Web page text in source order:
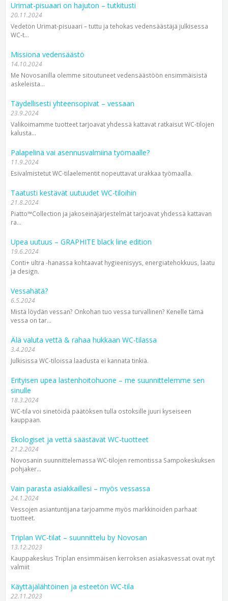
Urimat-pisuaari on hajuton – tutkitusti
20.11.2024
Vedetön Urimat-pisuaari – tuttu ja tehokas veden­säästäjä julkisessa
WC-t...
Missiona vedensäästö
14.10.2024
Me Novosanilla olemme sitoutuneet veden­säästöön ensimmäisistä
askeleista...
Täydellisesti yhteensopivat – vessaan
23.9.2024
Valikoimamme tuotteet tarjoavat yhdessä kattavat ratkaisut WC-tilojen
kalusta...
Palapelinä vai asennusvalmiina työmaalle?
11.9.2024
Esivalmistetut WC-tilaelementit nopeuttavat urakkaa työmaalla.
Taatusti kestävät uutuudet WC-tiloihin
21.8.2024
Piatto™Collection ja jakoseinä­järjestelmät tarjoavat yhdessä kattavan
ra...
Upea uutuus – GRAPHITE black line edition
19.6.2024
Conti+ ultra -hanassa kohtaavat hygieenisyys, energiatehokkuus, laatu
ja design.
Vessahätä?
6.5.2024
Mistä löydän vessan? Onkohan tuo vessa turvallinen? Kenelle tämä
vessa on tar...
Älä valuta vettä & rahaa hukkaan WC-tilassa
3.4.2024
Julkisissa WC-tiloissa laadusta ei kannata tinkiä.
Erityisen upea lastenhoitohuone – me suunnittelemme sen
sinulle
18.3.2024
WC-tila voi sinetöidä päätöksen tulla ostoksille juuri kyseiseen
kauppaan.
Ekologiset ja vettä säästävät WC-tuotteet
21.2.2024
Novosanin suunnittelemassa WC-tilojen remontissa Sampokeskuksen
pohja­ker...
Vain parasta asiakkaillesi – myös vessassa
24.1.2024
Vessojen asiantuntijana tarjoamme myös markkinoiden parhaat
tuotteet.
Triplan WC-tilat – suunnittelu by Novosan
13.12.2023
Kauppakeskus Triplan ensimmäisen kerroksen asiakasvessat ovat nyt
valmiit
Käyttäjälähtöinen ja esteetön WC-tila
22.11.2023